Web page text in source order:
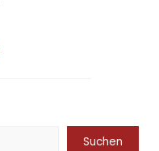
Suchen